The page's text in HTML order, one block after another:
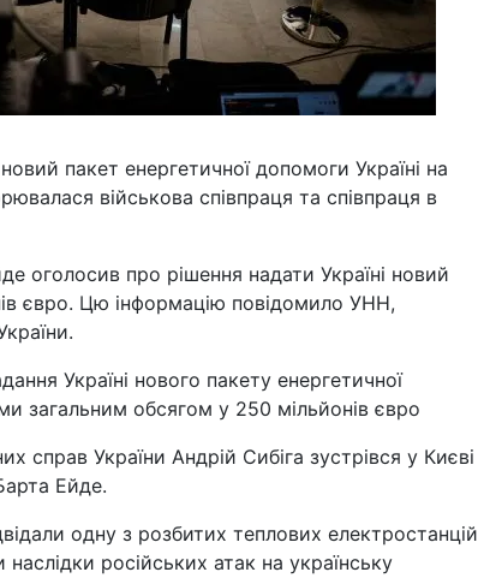
пакет енергетичної допомоги Україні на
військова співпраця та співпраця в
оголосив про рішення надати Україні новий
євро. Цю інформацію повідомило УНН,
Україні нового пакету енергетичної
загальним обсягом у 250 мільйонів євро
справ України Андрій Сибіга зустрівся у Києві
Ейде.
одну з розбитих теплових електростанцій
наслідки російських атак на українську